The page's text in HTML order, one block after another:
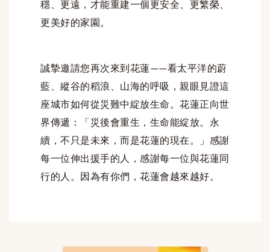
穩、更遠，才能重建一個更安全、更繁榮、
更美好的家園。
誠摯邀請您再次來到花蓮——看太平洋的蔚
藍、縱谷的稻浪、山海的呼吸，親眼見證這
座城市如何從災難中綻放生命。花蓮正向世
界傳遞：「災後會重生，生命能綻放。永
續，不只是未來，而是花蓮的現在。」感謝
每一位伸出援手的人，感謝每一位與花蓮同
行的人。因為有你們，花蓮會越來越好。